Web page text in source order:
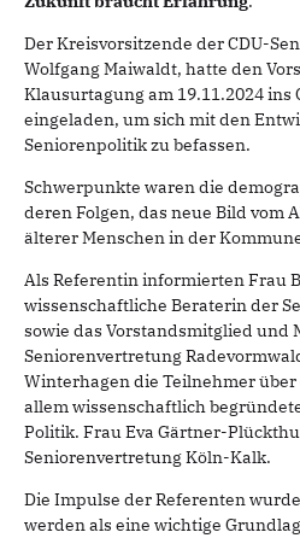
Der Kreisvorsitzende der CDU-
Wolfgang Maiwaldt, hatte den
Klausurtagung am 19.11.2024
eingeladen, um sich mit den
Seniorenpolitik zu befassen.
Schwerpunkte waren die
deren Folgen, das neue Bild vom
älterer Menschen in der
Als Referentin informierten Frau
wissenschaftliche Beraterin der
sowie das Vorstandsmitglied und
Seniorenvertretung
Winterhagen die Teilnehmer
allem wissenschaftlich
Politik. Frau Eva Gärtner-
Seniorenvertretung Köln-Kalk.
Die Impulse der Referenten
werden als eine wichtige